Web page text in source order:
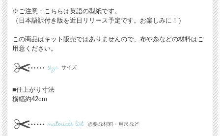
※ご注意：こちらは英語の型紙です。
（日本語訳付き版を近日リリース予定です。お楽しみに！）
この商品はキット販売ではありませんので、布や糸などの材料はご
用意ください。
■仕上がり寸法
横幅約42cm